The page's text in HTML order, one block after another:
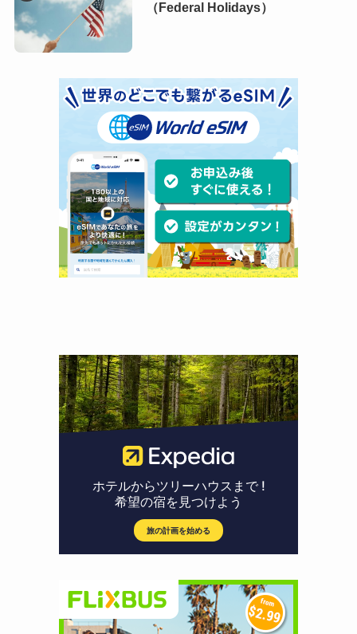
（Federal Holidays）